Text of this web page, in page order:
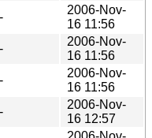
-
2006-Nov-
16 11:56
-
2006-Nov-
16 11:56
-
2006-Nov-
16 11:56
-
2006-Nov-
16 12:57